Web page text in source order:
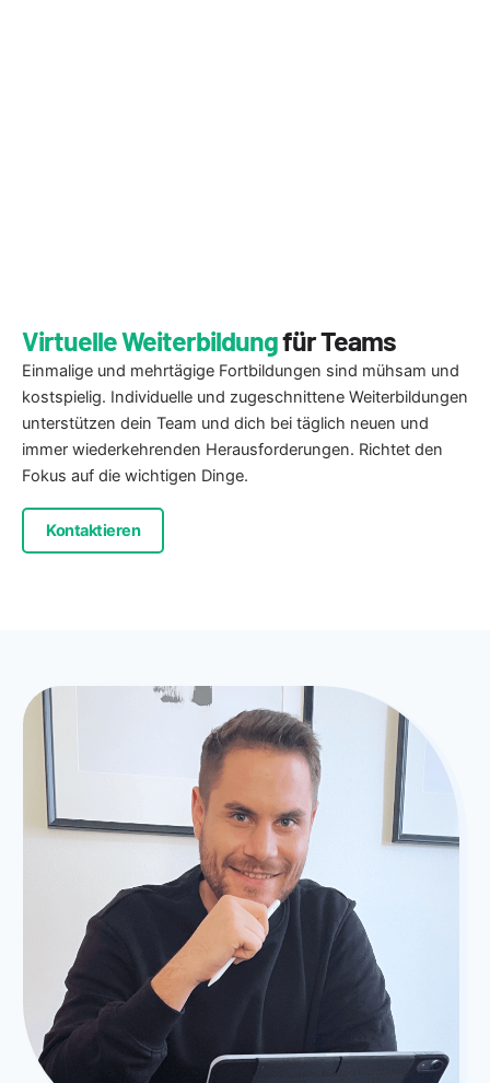
Virtuelle Weiterbildungfür Teams
Einmalige und mehrtägige Fortbildungen sind mühsam und
kostspielig. Individuelle und zugeschnittene Weiterbildungen
unterstützen dein Team und dich bei täglich neuen und
immer wiederkehrenden Herausforderungen. Richtet den
Fokus auf die wichtigen Dinge.
Kontaktieren